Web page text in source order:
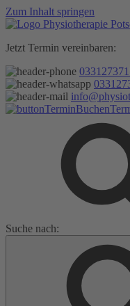
Zum Inhalt springen
Jetzt Termin vereinbaren:
Suche nach: